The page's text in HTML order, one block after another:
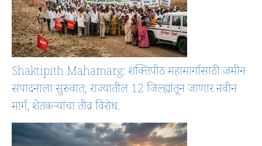
Shaktipith Mahamarg: शक्तिपीठ महामार्गासाठी जमीन
संपादनाला सुरुवात; राज्यातील 12 जिल्ह्यांतून जाणार नवीन
मार्ग, शेतकऱ्यांचा तीव्र विरोध.